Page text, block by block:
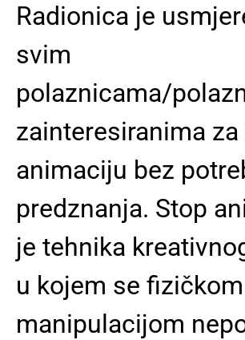
Radionica je
svim
polaznicama/
zainteresiranima
animaciju bez
predznanja. Stop
je tehnika
u kojem se fizičkom
manipulacijom